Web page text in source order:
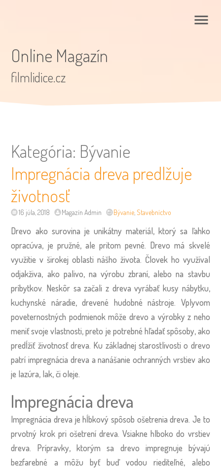
Online Magazín
filmlidice.cz
Kategória: Bývanie
Impregnácia dreva predlžuje
životnosť
16 júla, 2018 Magazín Admin Bývanie Stavebníctvo
Drevo ako surovina je unikátny materiál, ktorý sa ľahko
opracúva, je pružné, ale pritom pevné. Drevo má skvelé
využitie v širokej oblasti nášho života. Človek ho využíval
odjakživa, ako palivo, na výrobu zbraní, alebo na stavbu
príbytkov. Neskôr sa začali z dreva vyrábať kusy nábytku,
kuchynské náradie, drevené hudobné nástroje. Vplyvom
poveternostných podmienok môže drevo a výrobky z neho
meniť svoje vlastnosti, preto je potrebné hľadať spôsoby, ako
predĺžiť životnosť dreva. Ku základnej starostlivosti o drevo
patrí impregnácia dreva a nanášanie ochranných vrstiev ako
je lazúra, lak, či oleje.
Impregnácia dreva
Impregnácia dreva je hĺbkový spôsob ošetrenia dreva. Je to
prvotný krok pri ošetrení dreva. Vsiakne hlboko do vrstiev
dreva. Prípravky, ktorým sa drevo impregnuje bývajú
bezfarebné a môžu byť buď vodou riediteľné, alebo